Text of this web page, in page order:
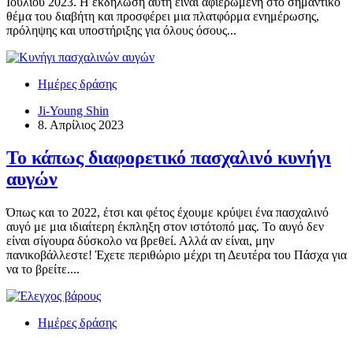
θέμα του διαβήτη και προσφέρει μια πλατφόρμα ενημέρωσης,
πρόληψης και υποστήριξης για όλους όσους...
Ημέρες δράσης
Ji-Young Shin
8. Απρίλιος 2023
Το κάπως διαφορετικό πασχαλινό κυνήγι
αυγών
Όπως και το 2022, έτσι και φέτος έχουμε κρύψει ένα πασχαλινό
αυγό με μια ιδιαίτερη έκπληξη στον ιστότοπό μας. Το αυγό δεν
είναι σίγουρα δύσκολο να βρεθεί. Αλλά αν είναι, μην
πανικοβάλλεστε! Έχετε περιθώριο μέχρι τη Δευτέρα του Πάσχα για
να το βρείτε....
Ημέρες δράσης